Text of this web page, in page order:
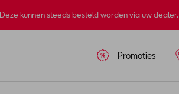
kunnen steeds besteld worden via uw dealer.
Promoties